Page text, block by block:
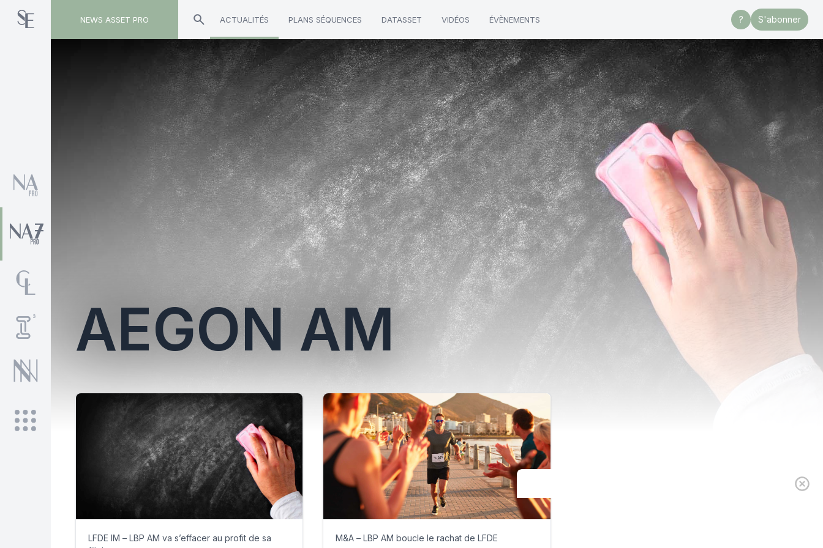
NEWS ASSET PRO ACTUALITÉS PLANS SÉQUENCES DATASSET VIDÉOS ÉVÈNEMENTS ? S'abonner
Toute l'actualité sur le tag "Aegon AM"
AEGON AM
LFDE IM – LBP AM va s’effacer au profit de sa
M&A – LBP AM boucle le rachat de LFDE